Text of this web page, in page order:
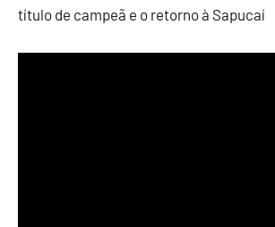
título de campeã e o retorno à Sapucaí